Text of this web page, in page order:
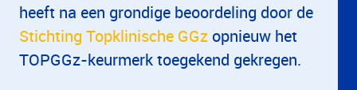
heeft na een grondige beoordeling door de
Stichting Topklinische GGz opnieuw het
TOPGGz-keurmerk toegekend gekregen.